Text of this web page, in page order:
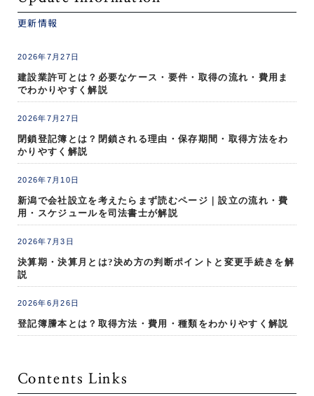
更新情報
2026年7月27日
建設業許可とは？必要なケース・要件・取得の流れ・費用ま
でわかりやすく解説
2026年7月27日
閉鎖登記簿とは？閉鎖される理由・保存期間・取得方法をわ
かりやすく解説
2026年7月10日
新潟で会社設立を考えたらまず読むページ｜設立の流れ・費
用・スケジュールを司法書士が解説
2026年7月3日
決算期・決算月とは?決め方の判断ポイントと変更手続きを解
説
2026年6月26日
登記簿謄本とは？取得方法・費用・種類をわかりやすく解説
Contents Links